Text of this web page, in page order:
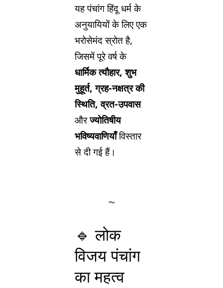
यह पंचांग हिंदू धर्म के
अनुयायियों के लिए एक
भरोसेमंद स्रोत है,
जिसमें पूरे वर्ष के
धार्मिक त्यौहार, शुभ
मुहूर्त, ग्रह-नक्षत्र की
स्थिति, व्रत-उपवास
औरज्योतिषीय
भविष्यवाणियाँविस्तार
से दी गई हैं।
🔹 लोक
विजय पंचांग
का महत्व